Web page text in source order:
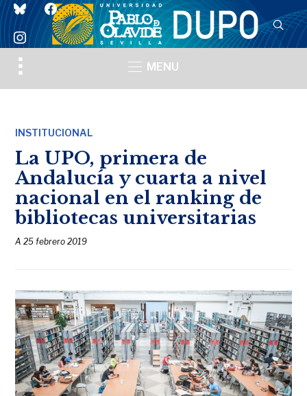
blueskyfacebook
instagram
Toggle
sidebar
MENU
INSTITUCIONAL
La UPO, primera de
Andalucía y cuarta a nivel
nacional en el ranking de
bibliotecas universitarias
A25 febrero 2019